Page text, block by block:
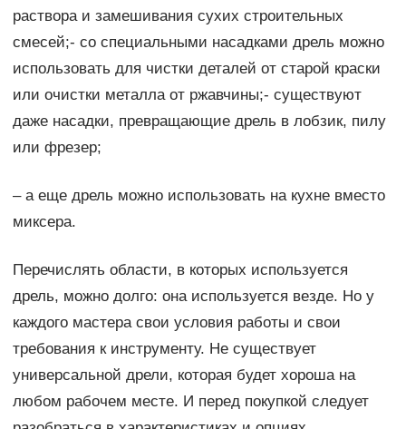
раствора и замешивания сухих строительных
смесей;- со специальными насадками дрель можно
использовать для чистки деталей от старой краски
или очистки металла от ржавчины;- существуют
даже насадки, превращающие дрель в лобзик, пилу
или фрезер;
– а еще дрель можно использовать на кухне вместо
миксера.
Перечислять области, в которых используется
дрель, можно долго: она используется везде. Но у
каждого мастера свои условия работы и свои
требования к инструменту. Не существует
универсальной дрели, которая будет хороша на
любом рабочем месте. И перед покупкой следует